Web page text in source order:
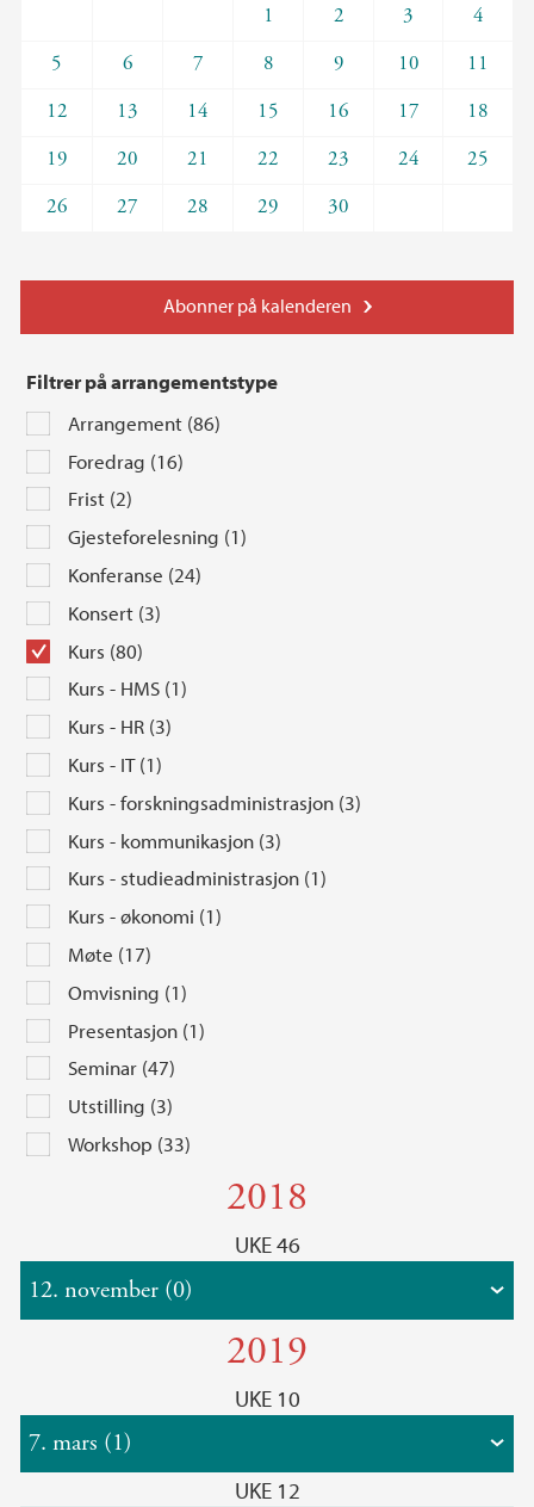
1 2 3
4
5
6 7 8 9 10
11
12
13 14 15 16 17
18
19
20 21 22 23 24
25
26
27 28 29 30
Filtrer på arrangementstype
Arrangement (86)
Foredrag (16)
Frist (2)
Gjesteforelesning (1)
Konferanse (24)
Konsert (3)
Kurs (80)
Kurs - HMS (1)
Kurs - HR (3)
Kurs - IT (1)
Kurs - forskningsadministrasjon (3)
Kurs - kommunikasjon (3)
Kurs - studieadministrasjon (1)
Kurs - økonomi (1)
Møte (17)
Omvisning (1)
Presentasjon (1)
Seminar (47)
Utstilling (3)
Workshop (33)
Abonner på kalenderen
2018
UKE 46
12. november (0)
2019
UKE 10
7. mars (1)
UKE 12